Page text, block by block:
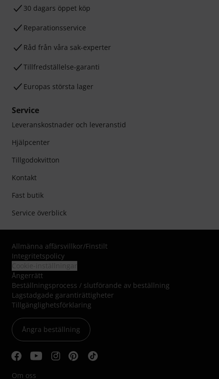
30 dagars öppet köp
Reparationsservice
Råd från våra sak-experter
Tillfredställelse-garanti
Europas största lager
Service
Leveranskostnader och leveranstid
Hjälpcenter
Tillgodokvitton
Kontakt
Fast butik
Service överblick
Allmänna affärsvillkor/Finstilt
Integritetspolicy
Ångerrätt
Beställningsprocess / slutförande av beställning
Lagstadgade garantirättigheter
Tillgänglighetsförklaring
Ångra beställning
Om oss